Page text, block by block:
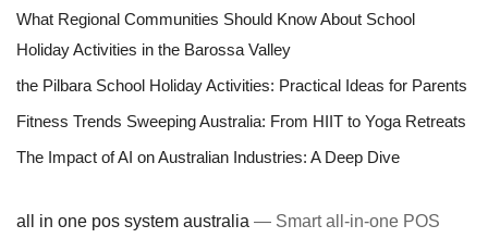
What Regional Communities Should Know About School
Holiday Activities in the Barossa Valley
the Pilbara School Holiday Activities: Practical Ideas for Parents
Fitness Trends Sweeping Australia: From HIIT to Yoga Retreats
The Impact of AI on Australian Industries: A Deep Dive
all in one pos system australia — Smart all-in-one POS